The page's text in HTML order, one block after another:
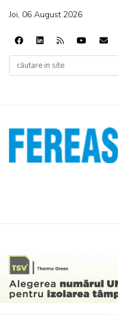
Joi, 06 August 2026